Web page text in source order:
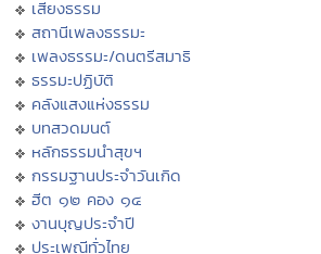
เสียงธรรม
สถานีเพลงธรรมะ
เพลงธรรมะ/ดนตรีสมาธิ
ธรรมะปฏิบัติ
คลังแสงแห่งธรรม
บทสวดมนต์
หลักธรรมนำสุขฯ
กรรมฐานประจำวันเกิด
ฮีต ๑๒ คอง ๑๔
งานบุญประจำปี
ประเพณีทั่วไทย